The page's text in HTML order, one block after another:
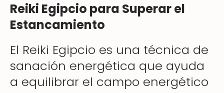
Reiki Egipcio para Superar el
Estancamiento
El Reiki Egipcio es una técnica de
sanación energética que ayuda
a equilibrar el campo energético